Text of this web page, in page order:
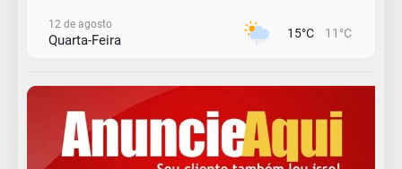
12 de agosto
Quarta-Feira 15°C 11°C
Quinta-Feira 18°C 14°C
14 de agosto
Sexta-Feira